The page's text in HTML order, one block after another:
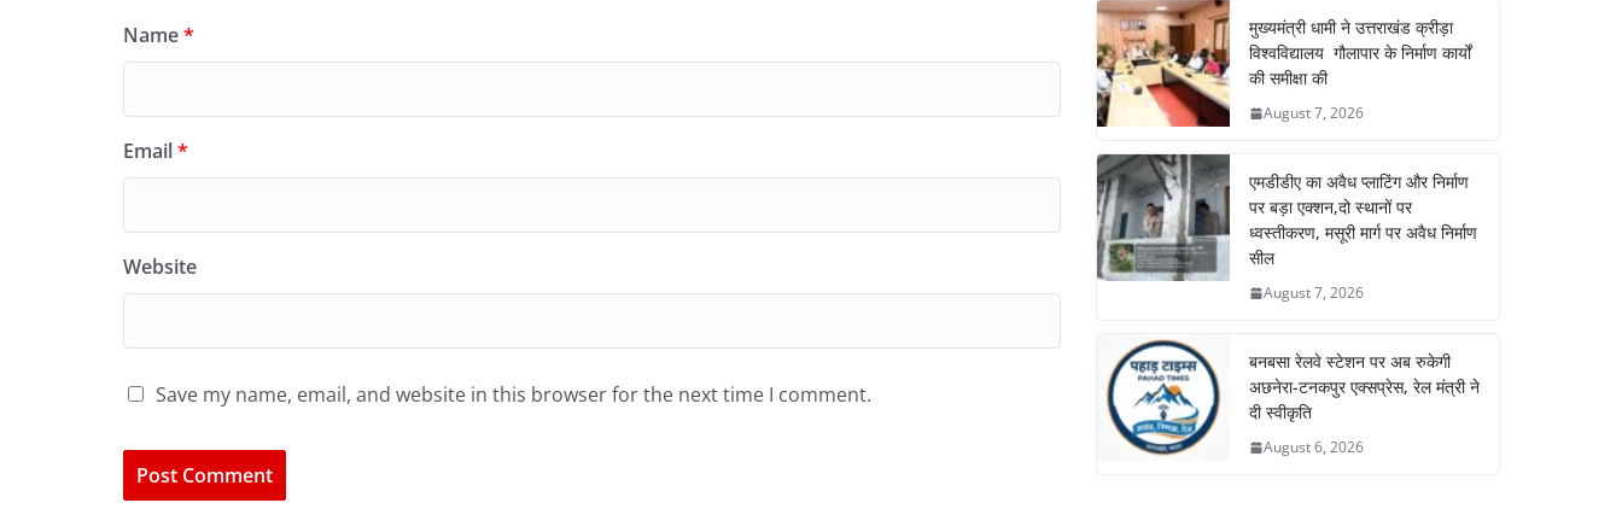
Name*
Email*
Website
Save my name, email, and website in this browser for the next time I comment.
मुख्यमंत्री धामी ने उत्तराखंड क्रीड़ा
विश्वविद्यालय गौलापार के निर्माण कार्यों
की समीक्षा की
August 7, 2026
एमडीडीए का अवैध प्लाटिंग और निर्माण
पर बड़ा एक्शन,दो स्थानों पर
ध्वस्तीकरण, मसूरी मार्ग पर अवैध निर्माण
सील
August 7, 2026
बनबसा रेलवे स्टेशन पर अब रुकेगी
अछनेरा-टनकपुर एक्सप्रेस, रेल मंत्री ने
दी स्वीकृति
August 6, 2026